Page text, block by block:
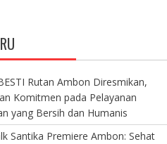
Rutan Ambon Diresmikan,
Komitmen pada Pelayanan
yang Bersih dan Humanis
Santika Premiere Ambon: Sehat